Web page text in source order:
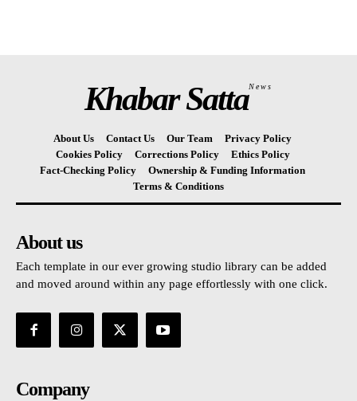
Khabar SattaNews
About Us Contact Us Our Team
Privacy Policy
Cookies Policy
Corrections Policy
Ethics Policy
Fact-Checking Policy
Ownership & Funding Information
Terms & Conditions
About us
Each template in our ever growing studio library can be added
and moved around within any page effortlessly with one click.
Company